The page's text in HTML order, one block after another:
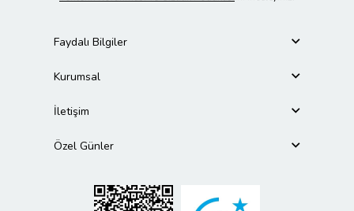
Faydalı Bilgiler
Kurumsal
İletişim
Özel Günler